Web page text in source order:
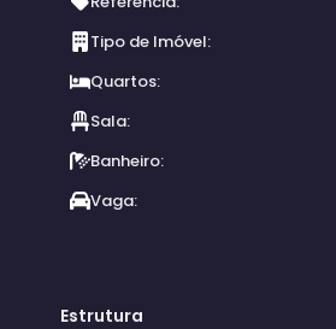
Tipo de Imóvel:
Quartos:
Sala:
Banheiro:
Vaga:
Estrutura